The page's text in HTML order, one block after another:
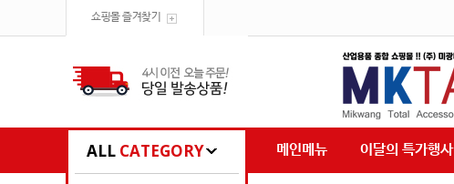
쇼핑몰 즐겨찾기
ALL CATEGORY 메인메뉴 이달의 특가행사